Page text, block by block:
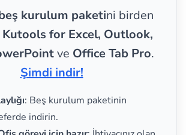
kurulum paketini birden
Kutools for Excel, Outlook,
ve Office Tab Pro.
Şimdi indir!
: Beş kurulum paketinin
indirin.